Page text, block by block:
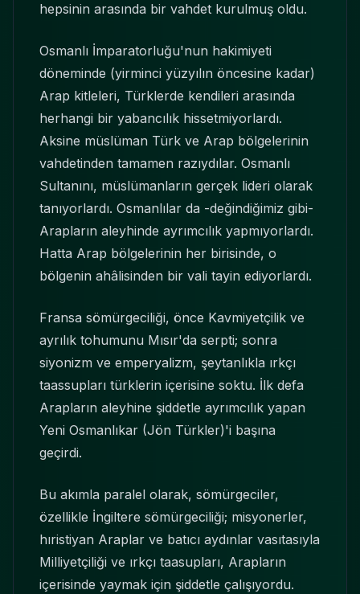
hepsinin arasında bir vahdet kurulmuş oldu.
Osmanlı İmparatorluğu'nun hakimiyeti
döneminde (yirminci yüzyılın öncesine kadar)
Arap kitleleri, Türklerde kendileri arasında
herhangi bir yabancılık hissetmiyorlardı.
Aksine müslüman Türk ve Arap bölgelerinin
vahdetinden tamamen razıydılar. Osmanlı
Sultanını, müslümanların gerçek lideri olarak
tanıyorlardı. Osmanlılar da -değindiğimiz gibi-
Arapların aleyhinde ayrımcılık yapmıyorlardı.
Hatta Arap bölgelerinin her birisinde, o
bölgenin ahâlisinden bir vali tayin ediyorlardı.
Fransa sömürgeciliği, önce Kavmiyetçilik ve
ayrılık tohumunu Mısır'da serpti; sonra
siyonizm ve emperyalizm, şeytanlıkla ırkçı
taassupları türklerin içerisine soktu. İlk defa
Arapların aleyhine şiddetle ayrımcılık yapan
Yeni Osmanlıkar (Jön Türkler)'i başına
geçirdi.
Bu akımla paralel olarak, sömürgeciler,
özellikle İngiltere sömürgeciliği; misyonerler,
hıristiyan Araplar ve batıcı aydınlar vasıtasıyla
Milliyetçiliği ve ırkçı taasupları, Arapların
içerisinde yaymak için şiddetle çalışıyordu.